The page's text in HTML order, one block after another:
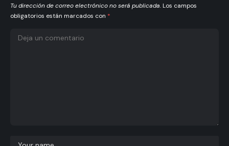
Tu dirección de correo electrónico no será publicada. Los campos
obligatorios están marcados con *